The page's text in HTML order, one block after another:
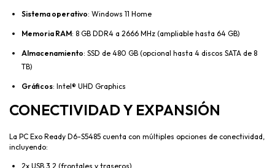
Sistema operativo: Windows 11 Home
Memoria RAM: 8 GB DDR4 a 2666 MHz (ampliable hasta 64 GB)
Almacenamiento: SSD de 480 GB (opcional hasta 4 discos SATA de 8
TB)
Gráficos: Intel® UHD Graphics
CONECTIVIDAD Y EXPANSIÓN
La PC Exo Ready D6-S5485 cuenta con múltiples opciones de conectividad,
incluyendo:
2x USB 3.2 (frontales y traseros)